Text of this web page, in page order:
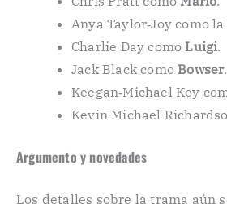
Anya Taylor‑Joy como la
Charlie Day como Luigi.
Jack Black como Bowser.
Keegan‑Michael Key
Kevin Michael
Argumento y novedades
Los detalles sobre la trama aún